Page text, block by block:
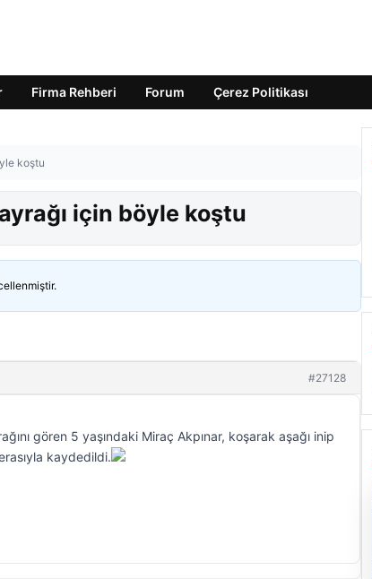
Firma Rehberi Forum Çerez Politikası
koştu
için böyle koştu
#27128
gören 5 yaşındaki Miraç Akpınar, koşarak aşağı inip
kaydedildi.